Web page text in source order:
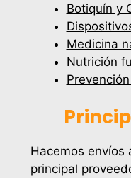
Botiquín y
Medicina
Nutrición
Hacemos envíos
principal